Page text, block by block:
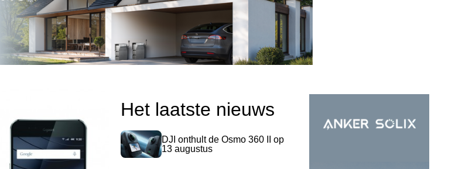
Het laatste nieuws
DJI onthult de Osmo 360 II op
13 augustus